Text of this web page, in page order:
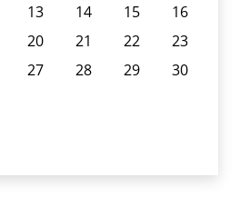
13 14 15
16
20 21 22
23
27 28 29
30